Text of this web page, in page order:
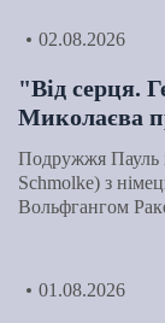
02.08.2026
"Від серця.
Миколаєва
Подружжя Пауль
Schmolke) з
Вольфгангом
01.08.2026